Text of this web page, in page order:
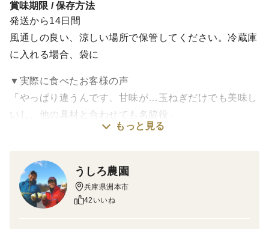
賞味期限 / 保存方法
発送から14日間
風通しの良い、涼しい場所で保管してください。冷蔵庫
に入れる場合、袋に
▼実際に食べたお客様の声
「やっぱり違うんです、甘味が…玉ねぎだけでも美味し
いし、他の具材と合わせても名脇役」
「炒めると甘みが際立つ。我が家に欠かせなくなりまし
「日保ちも良くて重宝しています。煮崩れなしで美味し
く頂きました」
「なくなったらまた注文します。毎日の食卓に大助かり
もっと見る
うしろ農園
兵庫県洲本市
42いいね